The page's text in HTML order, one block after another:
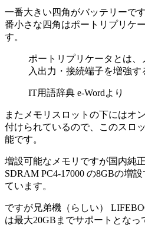
一番大きい四角がバッテリーで
番小さな四角はポートリプリケ
す。
ポートリプリケータとは
入出力・接続端子を増強す
IT用語辞典 e-Wordより
またメモリスロットの下にはオ
付けられているので、このスロ
能です。
増設可能なメモリですが国内純
SDRAM PC4-17000 の8GBの増
ています。
ですが兄弟機（らしい）
は最大20GBまでサポートとなっ